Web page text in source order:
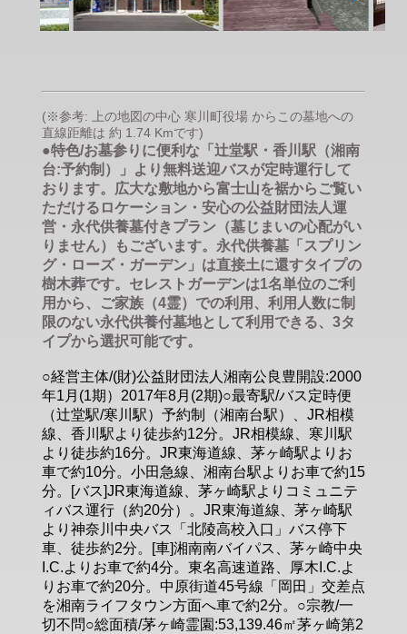
(※参考: 上の地図の中心 寒川町役場 からこの墓地への
直線距離は 約 1.74 Kmです)
●特色/お墓参りに便利な「辻堂駅・香川駅（湘南
台:予約制）」より無料送迎バスが定時運行して
おります。広大な敷地から富士山を裾からご覧い
ただけるロケーション・安心の公益財団法人運
営・永代供養墓付きプラン（墓じまいの心配がい
りません）もございます。永代供養墓「スプリン
グ・ローズ・ガーデン」は直接土に還すタイプの
樹木葬です。セレストガーデンは1名単位のご利
用から、ご家族（4霊）での利用、利用人数に制
限のない永代供養付墓地として利用できる、3タ
イプから選択可能です。
○経営主体/(財)公益財団法人湘南公良豊開設:2000
年1月(1期）2017年8月(2期)○最寄駅/バス定時便
（辻堂駅/寒川駅）予約制（湘南台駅）、JR相模
線、香川駅より徒歩約12分。JR相模線、寒川駅
より徒歩約16分。JR東海道線、茅ヶ崎駅よりお
車で約10分。小田急線、湘南台駅よりお車で約15
分。[バス]JR東海道線、茅ヶ崎駅よりコミュニテ
ィバス運行（約20分）。JR東海道線、茅ヶ崎駅
より神奈川中央バス「北陵高校入口」バス停下
車、徒歩約2分。[車]湘南南バイパス、茅ヶ崎中央
I.C.よりお車で約4分。東名高速道路、厚木I.C.よ
りお車で約20分。中原街道45号線「岡田」交差点
を湘南ライフタウン方面へ車で約2分。○宗教/一
切不問○総面積/茅ヶ崎霊園:53,139.46㎡茅ヶ崎第2